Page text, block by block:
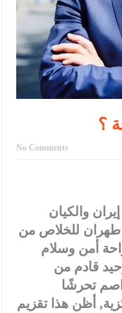
من رفاق السلاح
من العاهل البحريني
ومزيدا من التوفيق
وبكم تزهو المناصب
؟
No Comments
والكيان
طهران للخلاص من
أمن وسلام
قادم من
تحرشًا
أظن هذا تقزيم